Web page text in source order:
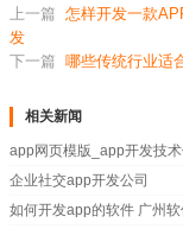
上一篇 怎样开发一款
发
下一篇 哪些传统行业适
相关新闻
app网页模版_app开发技
企业社交app开发公司
如何开发app的软件 广州